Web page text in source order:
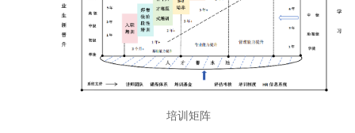
培训矩阵